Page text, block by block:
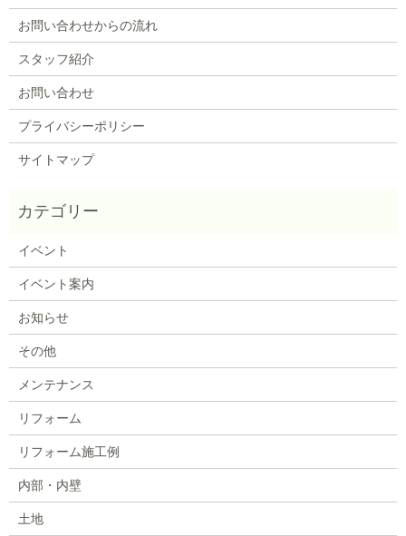
お問い合わせからの流れ
スタッフ紹介
お問い合わせ
プライバシーポリシー
サイトマップ
イベント
イベント案内
お知らせ
その他
メンテナンス
リフォーム
リフォーム施工例
内部・内壁
土地